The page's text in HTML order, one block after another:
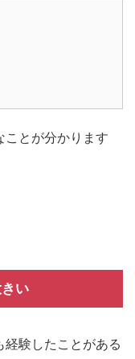
ことが分かります
い
験したことがある